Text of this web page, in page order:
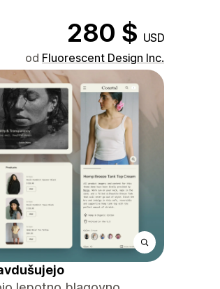
280 $ USD
od Fluorescent Design Inc.